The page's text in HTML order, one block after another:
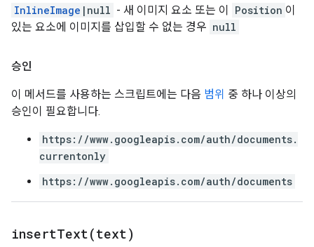
InlineImage |null - 새 이미지 요소 또는 이 Position 이
있는 요소에 이미지를 삽입할 수 없는 경우 null
승인
이 메서드를 사용하는 스크립트에는 다음 범위 중 하나 이상의
승인이 필요합니다.
https://www.googleapis.com/auth/documents.
currentonly
https://www.googleapis.com/auth/documents
insertText(text)